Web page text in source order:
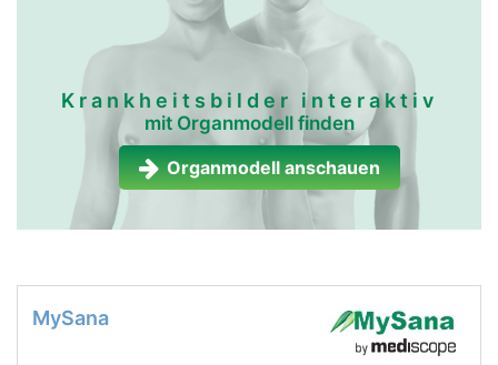
Krankheitsbilder interaktiv
mit Organmodell finden
Organmodell anschauen
MySana